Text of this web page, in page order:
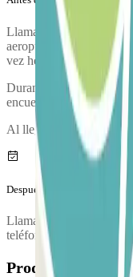
Llama al parking
aeropuerto. El número
vez hecha la reserva.
Durante la llamada, una
encuentro.
Al llegar, se realizará
Después de tu viaje
Llama al parking para
teléfono del parking se
Productos